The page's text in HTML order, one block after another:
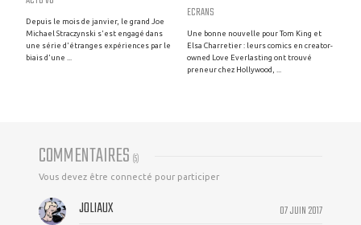
Depuis le mois de janvier, le grand Joe
Michael Straczynski s'est engagé dans
une série d'étranges expériences par le
biais d'une ...
ECRANS
Une bonne nouvelle pour Tom King et
Elsa Charretier : leurs comics en creator-
owned Love Everlasting ont trouvé
preneur chez Hollywood, ...
COMMENTAIRES (5)
Vous devez être connecté pour participer
07 JUIN 2017
JOLIAUX